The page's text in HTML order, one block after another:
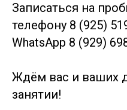
Записаться на
телефону 8 (925)
WhatsApp 8 (929)
Ждём вас и ваших
занятии!